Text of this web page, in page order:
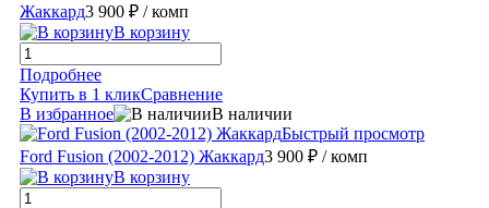
Жаккард3 900 ₽ / комп
В корзину
Подробнее
Купить в 1 кликСравнение
В избранное
В наличии
Быстрый просмотр
Ford Fusion (2002-2012) Жаккард3 900 ₽ / комп
В корзину